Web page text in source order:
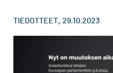
TIEDOTTEET, 29.10.2023